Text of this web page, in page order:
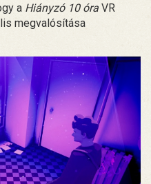
a Hiányzó 10 óra VR
megvalósítása